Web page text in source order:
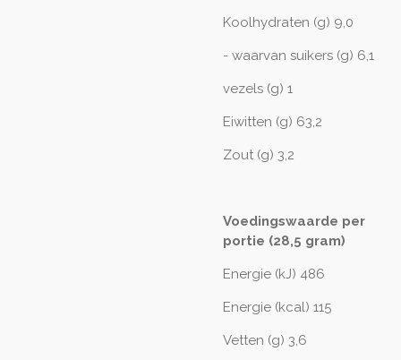
Koolhydraten (g) 9,0
- waarvan suikers (g) 6,1
vezels (g) 1
Eiwitten (g) 63,2
Zout (g) 3,2
Voedingswaarde per
portie (28,5 gram)
Energie (kJ) 486
Energie (kcal) 115
Vetten (g) 3,6